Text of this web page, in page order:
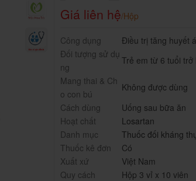
Giá liên hệ/Hộp
Công dụng
Điều trị tăng huyết
Đối tượng sử dụ
ng
Trẻ em từ 6 tuổi trở
Mang thai & Ch
o con bú
Không được dùng
Cách dùng
Uống sau bữa ăn
Hoạt chất
Losartan
Danh mục
Thuốc đối kháng
Thuốc kê đơn
Có
Xuất xứ
Việt Nam
Quy cách
Hộp 3 vỉ x 10 viên